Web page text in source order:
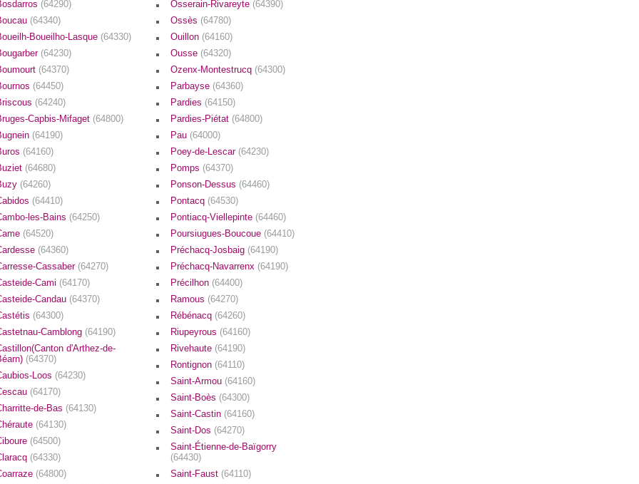
(64290)
(64340)
Boueilho-Lasque (64330)
(64230)
(64370)
(64450)
(64240)
Capbis-Mifaget (64800)
(64190)
(64160)
(64680)
(64260)
(64410)
les-Bains (64250)
(64520)
(64360)
Cassaber (64270)
Cami (64170)
Candau (64370)
(64300)
Camblong (64190)
d'Arthez-de-
(64370)
Loos (64230)
(64170)
de-Bas (64130)
(64130)
(64500)
(64330)
(64800)
Osserain-Rivareyte (64390)
Ossès (64780)
Ouillon (64160)
Ousse (64320)
Ozenx-Montestrucq (64300)
Parbayse (64360)
Pardies (64150)
Pardies-Piétat (64800)
Pau (64000)
Poey-de-Lescar (64230)
Pomps (64370)
Ponson-Dessus (64460)
Pontacq (64530)
Pontiacq-Viellepinte (64460)
Poursiugues-Boucoue (64410)
Préchacq-Josbaig (64190)
Préchacq-Navarrenx (64190)
Précilhon (64400)
Ramous (64270)
Rébénacq (64260)
Riupeyrous (64160)
Rivehaute (64190)
Rontignon (64110)
Saint-Armou (64160)
Saint-Boès (64300)
Saint-Castin (64160)
Saint-Dos (64270)
Saint-Étienne-de-Baïgorry
(64430)
Saint-Faust (64110)